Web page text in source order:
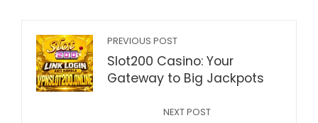
PREVIOUS POST
Slot200 Casino: Your
Gateway to Big Jackpots
NEXT POST